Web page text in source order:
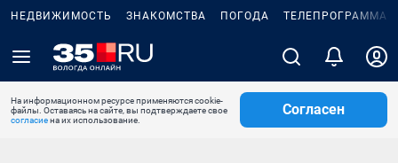
НЕДВИЖИМОСТЬ ЗНАКОМСТВА ПОГОДА ТЕЛЕПРОГРАММА
На информационном ресурсе применяются cookie-
файлы. Оставаясь на сайте, вы подтверждаете свое
согласиена их использование.
Согласен